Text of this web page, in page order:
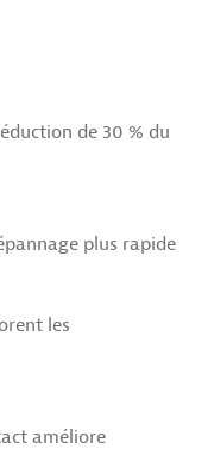
de 30 % du
plus rapide
les
améliore